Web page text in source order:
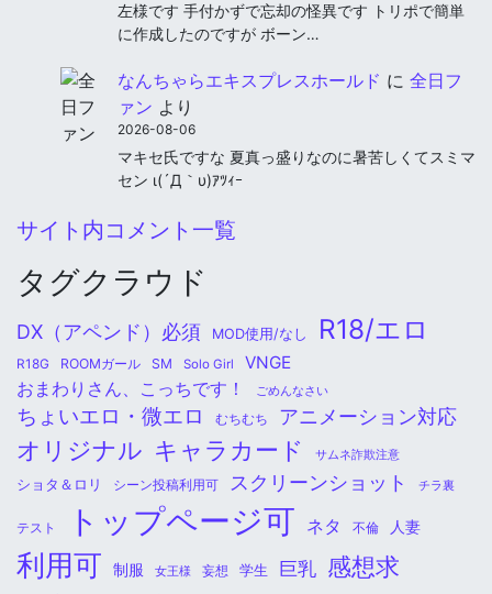
左様です 手付かずで忘却の怪異です トリポで簡単
に作成したのですが ボーン…
なんちゃらエキスプレスホールド に 全日フ
ァン より
2026-08-06
マキセ氏ですな 夏真っ盛りなのに暑苦しくてスミマ
セン ι(´Д｀υ)ｱﾂｨｰ
サイト内コメント一覧
タグクラウド
DX（アペンド）必須 MOD使用/なし R18/エロ
R18G ROOMガール SM Solo Girl VNGE
おまわりさん、こっちです！ ごめんなさい
ちょいエロ・微エロ むちむち アニメーション対応
オリジナル キャラカード サムネ詐欺注意
ショタ＆ロリ シーン投稿利用可 スクリーンショット チラ裏
テスト トップページ可 ネタ 不倫 人妻
利用可 制服 女王様 妄想 学生 巨乳 感想求